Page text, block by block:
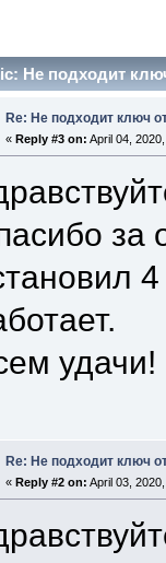
Не подходит
Re: Не подходит ключ
« Reply #3 on: April 04,
за
удачи!
Re: Не подходит ключ
« Reply #2 on: April 03,